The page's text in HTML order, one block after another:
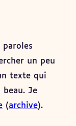
paroles
un peu
texte qui
beau. Je
(archive).